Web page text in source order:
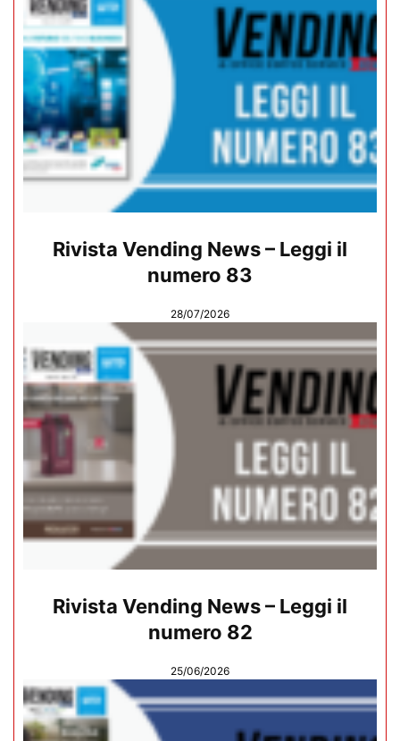
Rivista Vending News – Leggi il
numero 83
28/07/2026
Rivista Vending News – Leggi il
numero 82
25/06/2026